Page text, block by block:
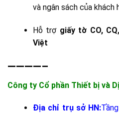
và ngân sách của khách
Hỗ trợ giấy tờ CO,
Việt
————–
Công ty Cổ phần Thiết bị và
Địa chỉ trụ sở HN: